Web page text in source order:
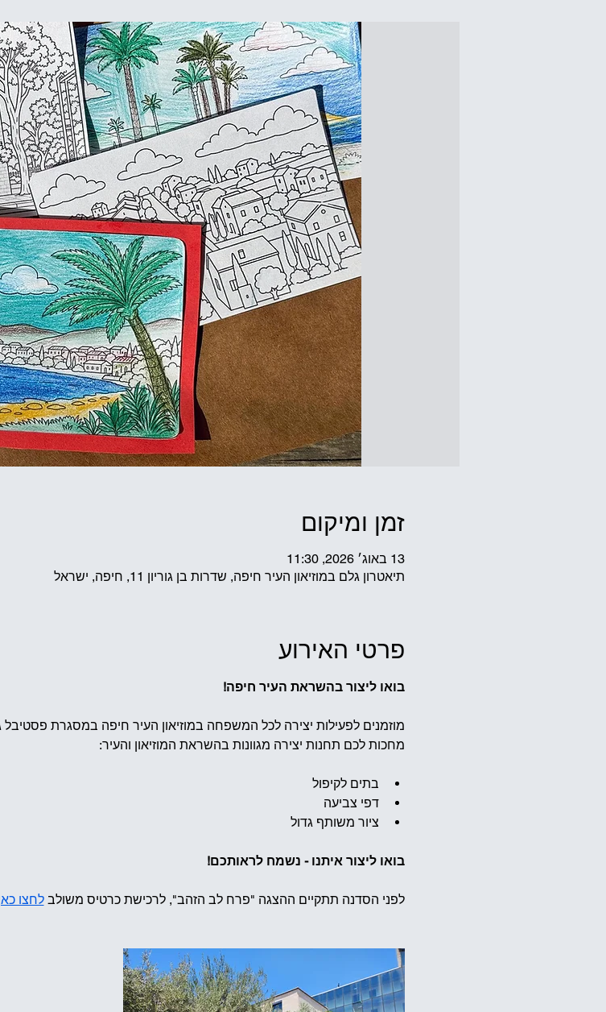
זמן ומיקום
13 באוג׳ 2026, 11:30
תיאטרון גלם במוזיאון העיר חיפה, שדרות בן גוריון 11, חיפה, ישראל
פרטי האירוע
בואו ליצור בהשראת העיר חיפה!
מוזמנים לפעילות יצירה לכל המשפחה במוזיאון העיר חיפה במסגרת
מחכות לכם תחנות יצירה מגוונות בהשראת המוזיאון והעיר:
בתים לקיפול
דפי צביעה
ציור משותף גדול
בואו ליצור איתנו - נשמח לראותכם!
לפני הסדנה תתקיים ההצגה "פרח לב הזהב", לרכישת כרטיס משולב לחצו